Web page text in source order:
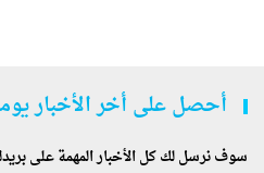
أحصل على أخر الأخبار
سوف نرسل لك كل الأخبار المهمة على